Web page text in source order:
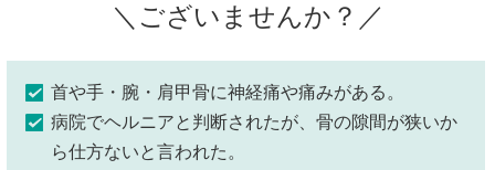
＼ございませんか？／
首や手・腕・肩甲骨に神経痛や痛みがある。
病院でヘルニアと判断されたが、骨の隙間が狭いか
ら仕方ないと言われた。